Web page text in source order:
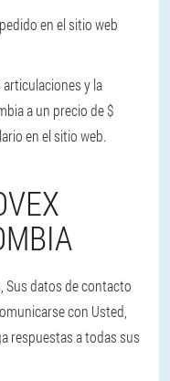
en el sitio web
y la
a un precio de $
en el sitio web.
Sus datos de contacto
con Usted,
respuestas a todas sus